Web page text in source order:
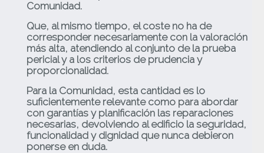
Comunidad.
Que, al mismo tiempo, el coste no ha de
corresponder necesariamente con la valoración
más alta, atendiendo al conjunto de la prueba
pericial y a los criterios de prudencia y
proporcionalidad.
Para la Comunidad, esta cantidad es lo
suficientemente relevante como para abordar
con garantías y planificación las reparaciones
necesarias, devolviendo al edificio la seguridad,
funcionalidad y dignidad que nunca debieron
ponerse en duda.